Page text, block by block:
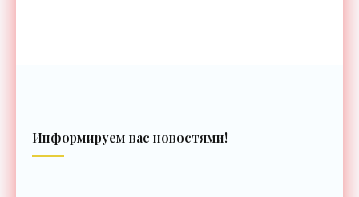
Информируем вас новостями!